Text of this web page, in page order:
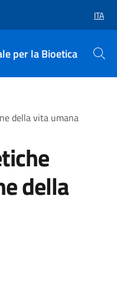
ITA
per la Bioetica Cerca
della vita umana
della